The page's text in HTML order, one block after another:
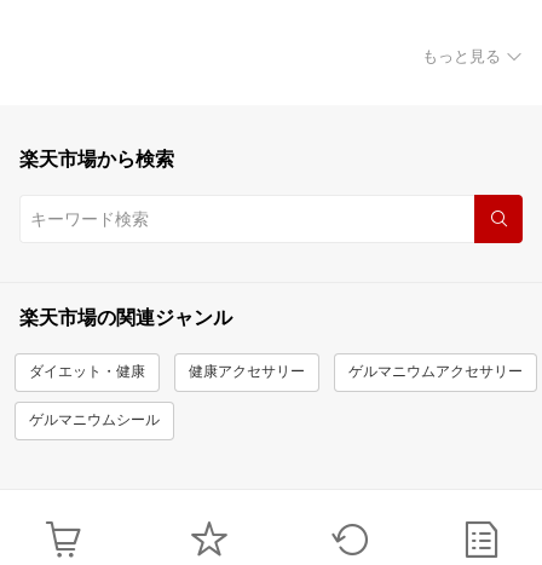
もっと見る
楽天市場から検索
楽天市場の関連ジャンル
ダイエット・健康 健康アクセサリー ゲルマニウムアクセサリー
ゲルマニウムシール